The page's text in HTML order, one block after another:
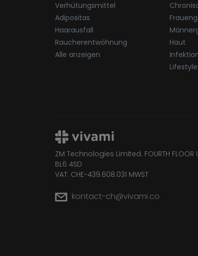
Verhütungsmittel
Adipositas
Haarausfall
Raucherentwöhnung
Alle anzeigen
Haut
Lifestyle
ZM Technologies Limited. FOURTH FLOOR
BL6 4SD
VAT: CHE-439.608.031 MWST
kontact-ch@vivami.co